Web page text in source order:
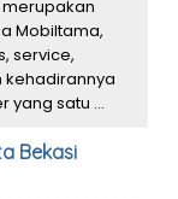
merupakan
Mobiltama,
service,
kehadirannya
yang satu ...
Bekasi